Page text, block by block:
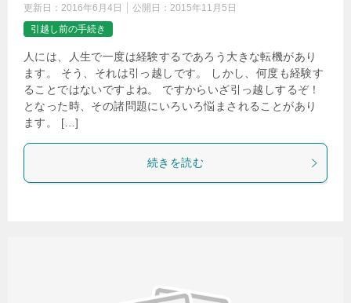
更新日： 2016年6月4日 公開日： 2015年11月5日
引越し前の手続き
人には、人生で一度は経験するであろう大きな転機があり
ます。 そう、それは引っ越しです。 しかし、何度も経験す
ることではないですよね。 ですからいざ引っ越しするぞ！
となった時、その諸問題にいろいろ悩まされることがあり
ます。 […]
続きを読む